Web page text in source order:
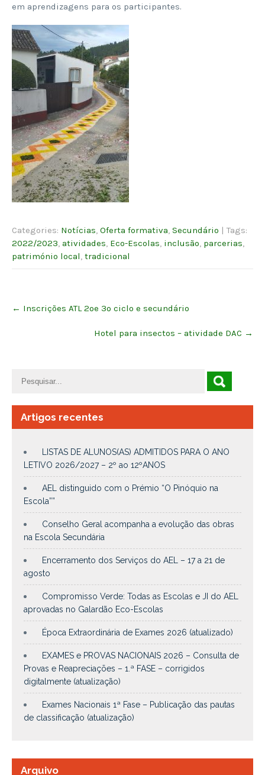
em aprendizagens para os participantes.
Categories: Notícias, Oferta formativa, Secundário | Tags:
2022/2023, atividades, Eco-Escolas, inclusão, parcerias,
património local, tradicional
navigation
← Inscrições ATL 2ºe 3º ciclo e secundário
Hotel para insectos – atividade DAC →
Artigos recentes
LISTAS DE ALUNOS(AS) ADMITIDOS PARA O ANO
LETIVO 2026/2027 – 2º ao 12ºANOS
AEL distinguido com o Prémio “O Pinóquio na
Escola””
Conselho Geral acompanha a evolução das obras
na Escola Secundária
Encerramento dos Serviços do AEL – 17 a 21 de
agosto
Compromisso Verde: Todas as Escolas e JI do AEL
aprovadas no Galardão Eco-Escolas
Época Extraordinária de Exames 2026 (atualizado)
EXAMES e PROVAS NACIONAIS 2026 – Consulta de
Provas e Reapreciações – 1.ª FASE – corrigidos
digitalmente (atualização)
Exames Nacionais 1ª Fase – Publicação das pautas
de classificação (atualização)
Arquivo